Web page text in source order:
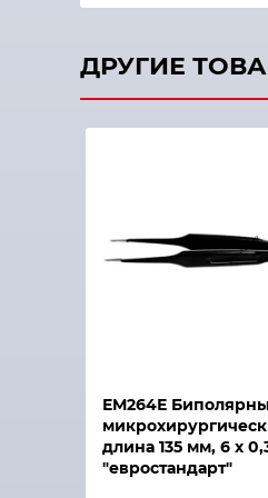
ДРУГИЕ
ЕМ264Е
длина 135 мм, 6 х
"евростандарт"